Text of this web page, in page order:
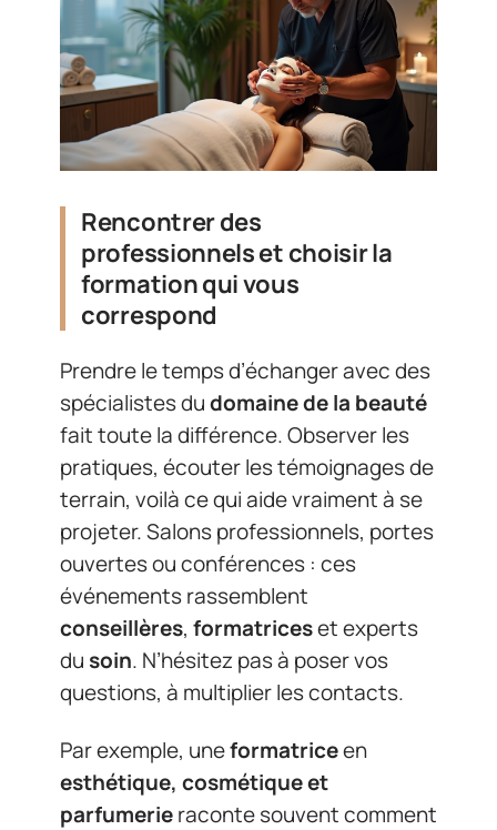
Rencontrer des
professionnels et choisir la
formation qui vous
correspond
Prendre le temps d’échanger avec des
spécialistes dudomaine de la beauté
fait toute la différence. Observer les
pratiques, écouter les témoignages de
terrain, voilà ce qui aide vraiment à se
projeter. Salons professionnels, portes
ouvertes ou conférences : ces
événements rassemblent
conseillères, formatriceset experts
du soin. N’hésitez pas à poser vos
questions, à multiplier les contacts.
Par exemple, uneformatriceen
esthétique, cosmétique et
parfumerieraconte souvent comment